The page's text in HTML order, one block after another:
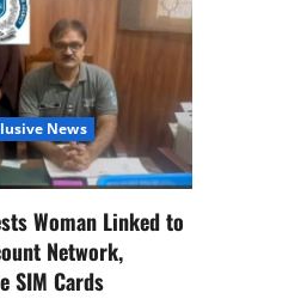
News
Woman Linked to
Network,
SIM Cards